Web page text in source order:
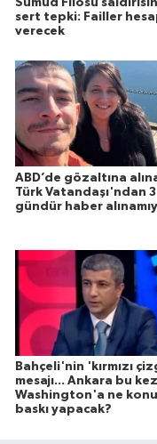
sert tepki: Failler
verecek
ABD’de gözaltına
Türk Vatandaşı'ndan 3
gündür haber
Bahçeli'nin 'kırmızı
mesajı... Ankara bu kez
Washington'a ne
baskı yapacak?